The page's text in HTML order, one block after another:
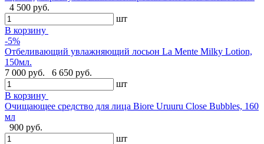
4 500 руб.
шт
В корзину
-5%
Отбеливающий увлажняющий лосьон La Mente Milky Lotion,
150мл.
7 000 руб.
6 650 руб.
шт
В корзину
Очищающее средство для лица Biore Uruuru Close Bubbles, 160
мл
900 руб.
шт